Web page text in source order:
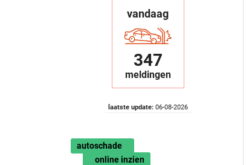
vandaag
347
meldingen
laatste update:06-08-2026
autoschade
online inzien